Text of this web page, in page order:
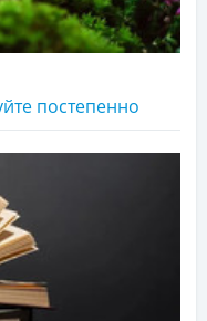
постепенно